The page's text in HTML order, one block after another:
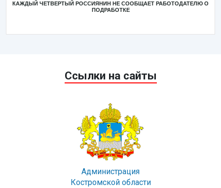
КАЖДЫЙ ЧЕТВЕРТЫЙ РОССИЯНИН НЕ СООБЩАЕТ РАБОТОДАТЕЛЮ О
ПОДРАБОТКЕ
Ссылки на сайты
Администрация
Костромской области